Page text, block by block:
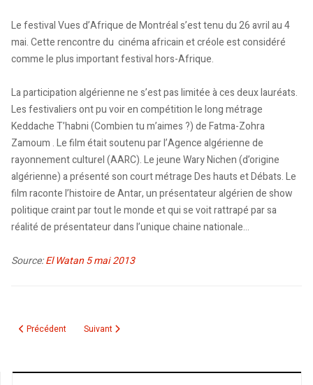
Le festival Vues d’Afrique de Montréal s’est tenu du 26 avril au 4
mai. Cette rencontre du cinéma africain et créole est considéré
comme le plus important festival hors-Afrique.
La participation algérienne ne s’est pas limitée à ces deux lauréats.
Les festivaliers ont pu voir en compétition le long métrage
Keddache T’habni (Combien tu m’aimes ?) de Fatma-Zohra
Zamoum . Le film était soutenu par l’Agence algérienne de
rayonnement culturel (AARC). Le jeune Wary Nichen (d’origine
algérienne) a présenté son court métrage Des hauts et Débats. Le
film raconte l’histoire de Antar, un présentateur algérien de show
politique craint par tout le monde et qui se voit rattrapé par sa
réalité de présentateur dans l’unique chaine nationale…
Source:El Watan 5 mai 2013
Article précédent : Nouvel album: Nomadia de Lynda Thalie en primeur sur
Précédent Article suivant : Idir à Montréal: « Il faut que Tamazight
Suivant